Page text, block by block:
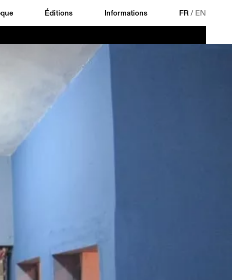
Éditions Informations FR/ EN